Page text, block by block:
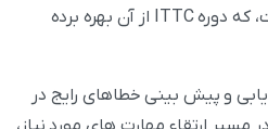
در این زمینه کسب نموده است، که دوره ITTC از آن بهره برده
و پیش بینی خطاهای رایج در